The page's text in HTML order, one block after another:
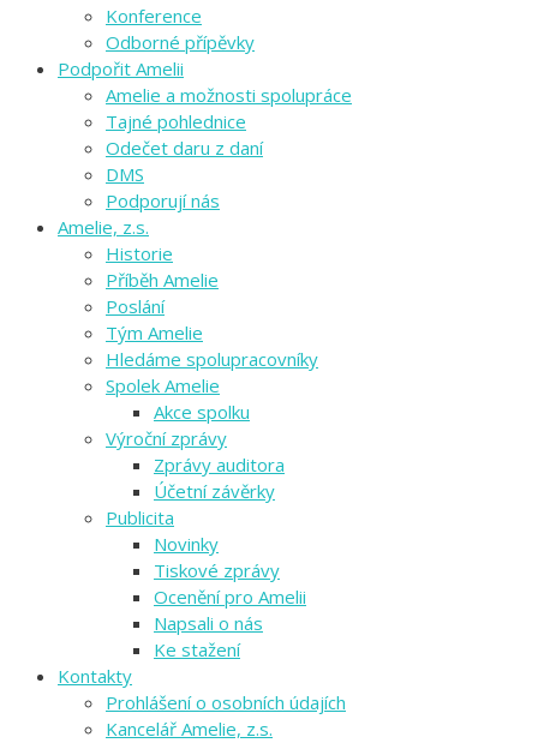
Konference
Odborné přípěvky
Podpořit Amelii
Amelie a možnosti spolupráce
Tajné pohlednice
Odečet daru z daní
DMS
Podporují nás
Amelie, z.s.
Historie
Příběh Amelie
Poslání
Tým Amelie
Hledáme spolupracovníky
Spolek Amelie
Akce spolku
Výroční zprávy
Zprávy auditora
Účetní závěrky
Publicita
Novinky
Tiskové zprávy
Ocenění pro Amelii
Napsali o nás
Ke stažení
Kontakty
Prohlášení o osobních údajích
Kancelář Amelie, z.s.